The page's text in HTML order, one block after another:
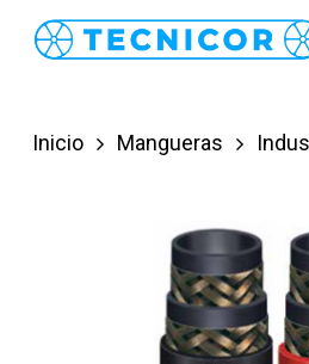
content
Inicio Mangueras